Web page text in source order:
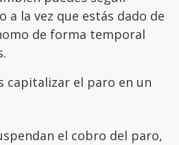
a la vez que estás dado de
de forma temporal
capitalizar el paro en un
el cobro del paro,